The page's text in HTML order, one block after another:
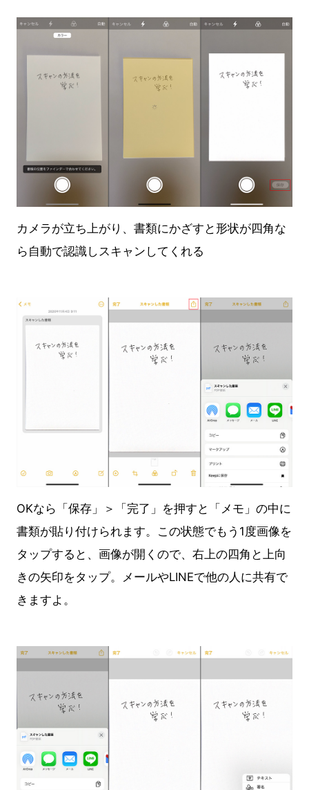
カメラが立ち上がり、書類にかざすと形状が四角な
ら自動で認識しスキャンしてくれる
OKなら「保存」＞「完了」を押すと「メモ」の中に
書類が貼り付けられます。この状態でもう1度画像を
タップすると、画像が開くので、右上の四角と上向
きの矢印をタップ。メールやLINEで他の人に共有で
きますよ。